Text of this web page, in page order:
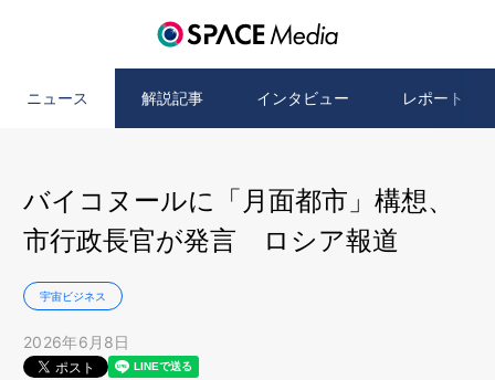
ニュース 解説記事 インタビュー レポート
バイコヌールに「月面都市」構想、
市行政長官が発言 ロシア報道
宇宙ビジネス
2026年6月8日